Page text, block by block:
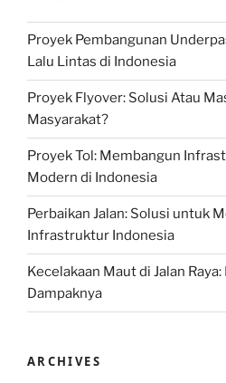
Proyek Pembangunan
Lalu Lintas di Indonesia
Proyek Flyover: Solusi Atau
Masyarakat?
Proyek Tol: Membangun
Modern di Indonesia
Perbaikan Jalan: Solusi untuk
Infrastruktur Indonesia
Kecelakaan Maut di Jalan
Dampaknya
ARCHIVES